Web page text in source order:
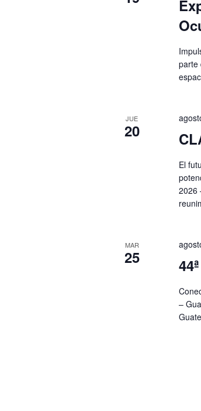
parte
JUE
20
El
2026
MAR
25
–